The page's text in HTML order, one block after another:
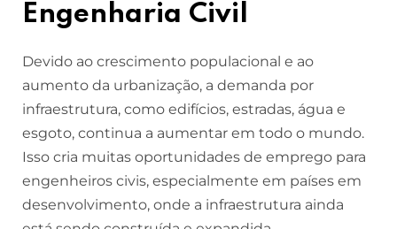
Engenharia Civil
Devido ao crescimento populacional e ao
aumento da urbanização, a demanda por
infraestrutura, como edifícios, estradas, água e
esgoto, continua a aumentar em todo o mundo.
Isso cria muitas oportunidades de emprego para
engenheiros civis, especialmente em países em
desenvolvimento, onde a infraestrutura ainda